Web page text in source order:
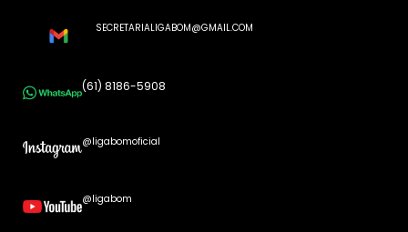
SECRETARIALIGABOM@GMAIL.COM
(61) 8186-5908
@ligabomoficial
@ligabom